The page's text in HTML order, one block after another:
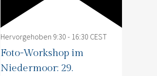
Hervorgehoben 9:30 - 16:30 CEST
Foto-Workshop im
Niedermoor: 29.